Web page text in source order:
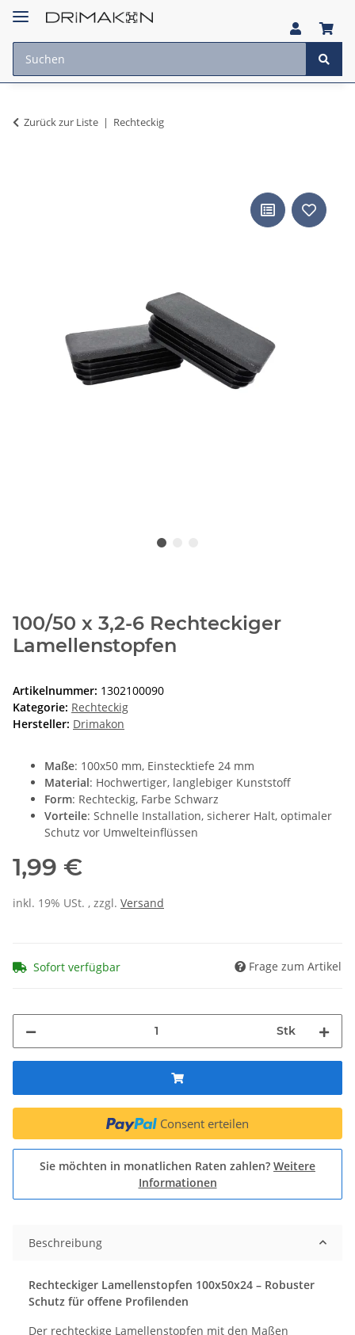
Zurück zur Liste Rechteckig
100/50 x 3,2-6 Rechteckiger
Lamellenstopfen
Artikelnummer: 1302100090
Kategorie: Rechteckig
Hersteller: Drimakon
Maße: 100x50 mm, Einstecktiefe 24 mm
Material: Hochwertiger, langlebiger Kunststoff
Form: Rechteckig, Farbe Schwarz
Vorteile: Schnelle Installation, sicherer Halt, optimaler
Schutz vor Umwelteinflüssen
1,99 €
inkl. 19% USt. , zzgl. Versand
Sofort verfügbar Frage zum Artikel
Stk
Consent erteilen
Sie möchten in monatlichen Raten zahlen? Weitere
Informationen
Beschreibung
Rechteckiger Lamellenstopfen 100x50x24 – Robuster
Schutz für offene Profilenden
Der rechteckige Lamellenstopfen mit den Maßen